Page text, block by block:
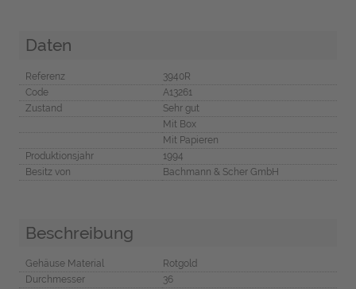
Daten
Referenz
3940R
Code
A13261
Zustand
Sehr gut
Mit Box
Mit Papieren
Produktionsjahr
1994
Besitz von
Bachmann & Scher GmbH
Beschreibung
Gehäuse Material
Rotgold
Durchmesser
36